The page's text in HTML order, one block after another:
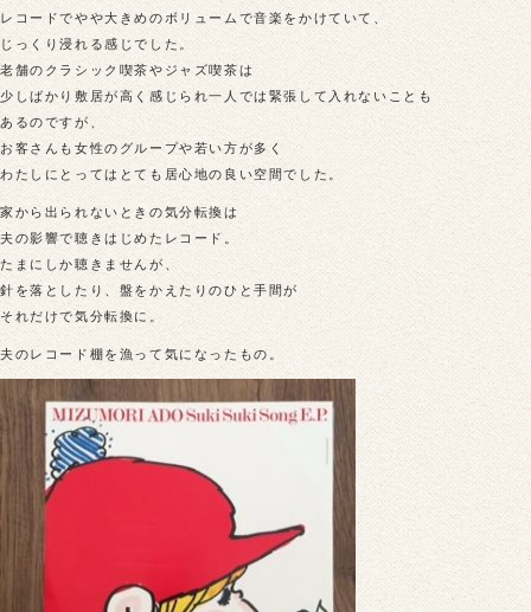
レコードでやや大きめのボリュームで音楽をかけていて、
じっくり浸れる感じでした。
老舗のクラシック喫茶やジャズ喫茶は
少しばかり敷居が高く感じられ一人では緊張して入れないことも
あるのですが、
お客さんも女性のグループや若い方が多く
わたしにとってはとても居心地の良い空間でした。
家から出られないときの気分転換は
夫の影響で聴きはじめたレコード。
たまにしか聴きませんが、
針を落としたり、盤をかえたりのひと手間が
それだけで気分転換に。
夫のレコード棚を漁って気になったもの。